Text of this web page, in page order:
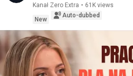
Kanał Zero Extra • 61K views
New
Auto-dubbed